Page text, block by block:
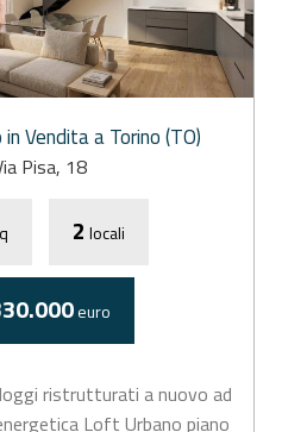
Vendita a Torino (TO)
Pisa, 18
2 locali
euro
ristrutturati a nuovo ad
Loft Urbano piano